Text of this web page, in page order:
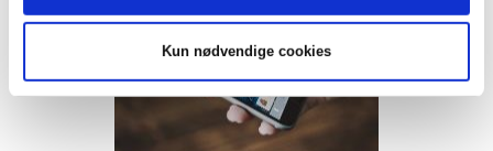
Kun nødvendige cookies